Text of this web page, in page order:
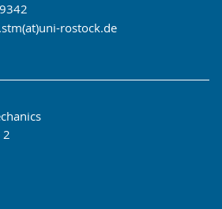
rostock.de
2